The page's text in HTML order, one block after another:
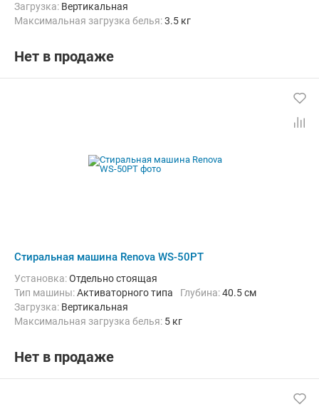
загрузка: Вертикальная
Максимальная загрузка белья:3.5 кг
Нет в продаже
Стиральная машина Renova WS-50PT
Установка:Отдельно стоящая
Тип машины:Активаторного типа Глубина:40.5 см
загрузка: Вертикальная
Максимальная загрузка белья: 5 кг
Нет в продаже